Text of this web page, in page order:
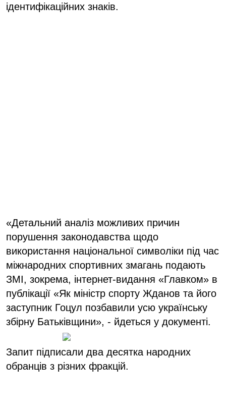
ідентифікаційних знаків.
«Детальний аналіз можливих причин
порушення законодавства щодо
використання національної символіки під час
міжнародних спортивних змагань подають
ЗМІ, зокрема, інтернет-видання «Главком» в
публікації «Як міністр спорту Жданов та його
заступник Гоцул позбавили усю українську
збірну Батьківщини», - йдеться у документі.
Запит підписали два десятка народних
обранців з різних фракцій.